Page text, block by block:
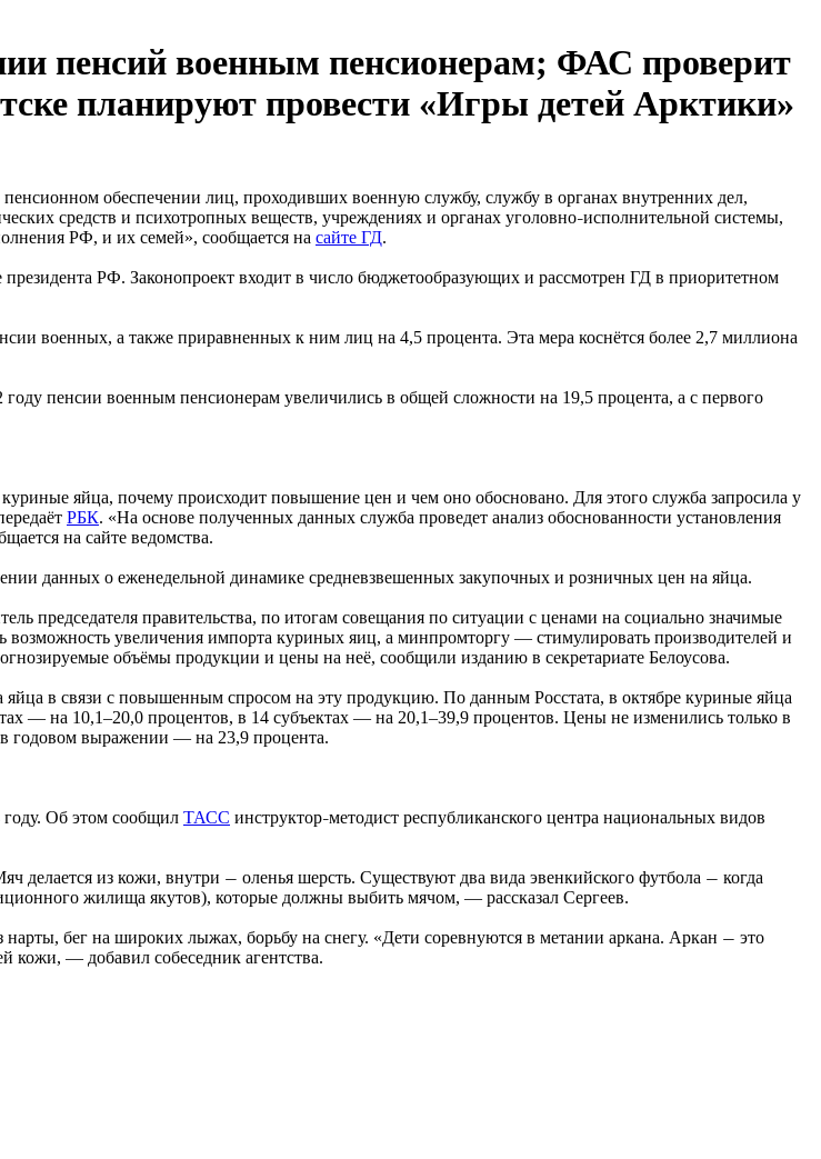
пенсий военным пенсионерам; ФАС проверит
планируют провести «Игры детей Арктики»
обеспечении лиц, проходивших военную службу, службу в органах внутренних дел,
средств и психотропных веществ, учреждениях и органах уголовно–исполнительной системы,
РФ, и их семей», сообщается на сайте ГД.
РФ. Законопроект входит в число бюджетообразующих и рассмотрен ГД в приоритетном
военных, а также приравненных к ним лиц на 4,5 процента. Эта мера коснётся более 2,7 миллиона
пенсии военным пенсионерам увеличились в общей сложности на 19,5 процента, а с первого
яйца, почему происходит повышение цен и чем оно обосновано. Для этого служба запросила у
РБК. «На основе полученных данных служба проведет анализ обоснованности установления
на сайте ведомства.
данных о еженедельной динамике средневзвешенных закупочных и розничных цен на яйца.
председателя правительства, по итогам совещания по ситуации с ценами на социально значимые
увеличения импорта куриных яиц, а минпромторгу — стимулировать производителей и
объёмы продукции и цены на неё, сообщили изданию в секретариате Белоусова.
яйца в связи с повышенным спросом на эту продукцию. По данным Росстата, в октябре куриные яйца
— на 10,1–20,0 процентов, в 14 субъектах — на 20,1–39,9 процентов. Цены не изменились только в
в годовом выражении — на 23,9 процента.
Об этом сообщил ТАСС инструктор–методист республиканского центра национальных видов
делается из кожи, внутри — оленья шерсть. Существуют два вида эвенкийского футбола — когда
жилища якутов), которые должны выбить мячом, — рассказал Сергеев.
бег на широких лыжах, борьбу на снегу. «Дети соревнуются в метании аркана. Аркан — это
кожи, — добавил собеседник агентства.